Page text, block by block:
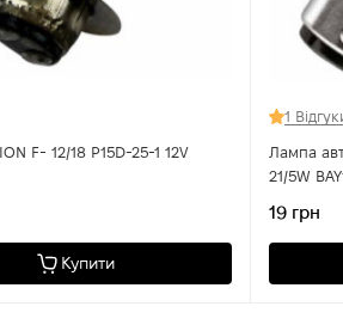
F- 12/18 P15D-25-1 12V
Купити
1
Лампа
21/5W
19 грн